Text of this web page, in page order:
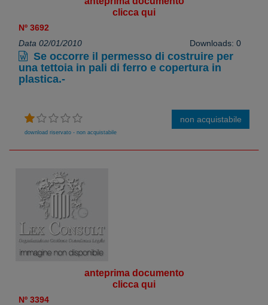
clicca qui
Nº 3692
Data 02/01/2010
Downloads: 0
Se occorre il permesso di costruire per
una tettoia in pali di ferro e copertura in
plastica.-
download riservato - non acquistabile
non acquistabile
anteprima documento
clicca qui
Nº 3394